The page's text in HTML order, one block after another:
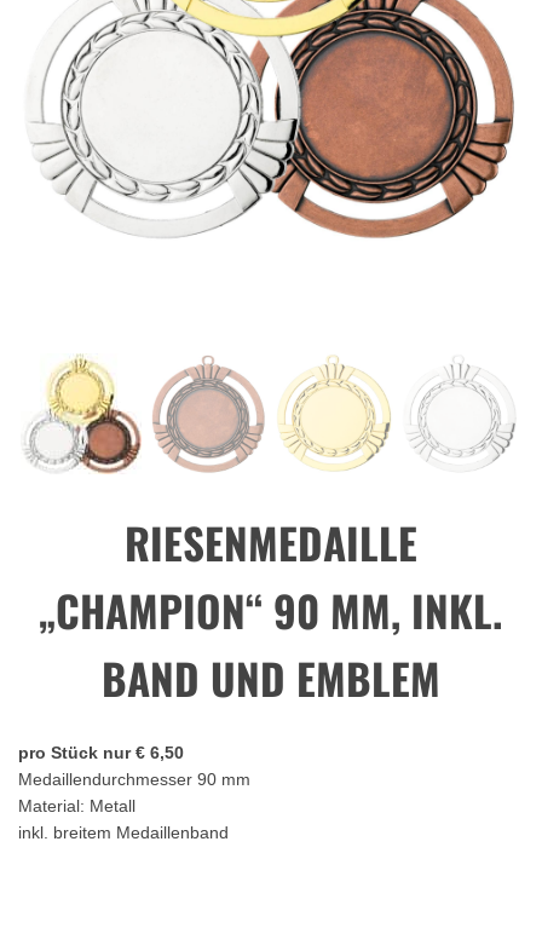
RIESENMEDAILLE
„CHAMPION“ 90 MM, INKL.
BAND UND EMBLEM
pro Stück nur € 6,50
Medaillendurchmesser 90 mm
Material: Metall
inkl. breitem Medaillenband